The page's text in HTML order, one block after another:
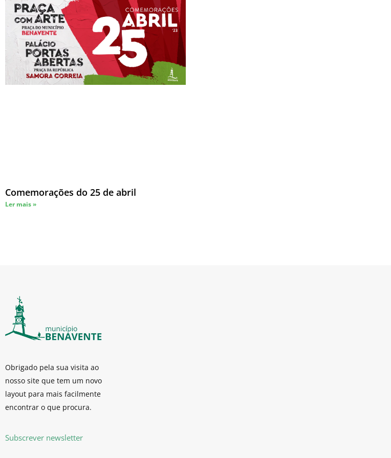
Comemorações do 25 de abril
Ler mais »
Obrigado pela sua visita ao
nosso site que tem um novo
layout para mais facilmente
encontrar o que procura.
Subscrever newsletter